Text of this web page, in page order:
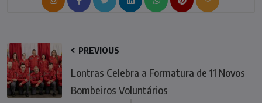
PREVIOUS
Lontras Celebra a Formatura de 11 Novos
Bombeiros Voluntários